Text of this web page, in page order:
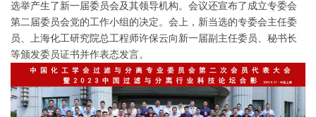
选举产生了新一届委员会及其领导机构。会议还宣布了成立专委会
第二届委员会党的工作小组的决定。会上，新当选的专委会主任委
员、上海化工研究院总工程师许保云向新一届副主任委员、秘书长
等颁发委员证书并作表态发言。